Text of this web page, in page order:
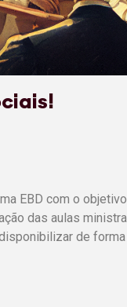
EBD com o
das aulas
de